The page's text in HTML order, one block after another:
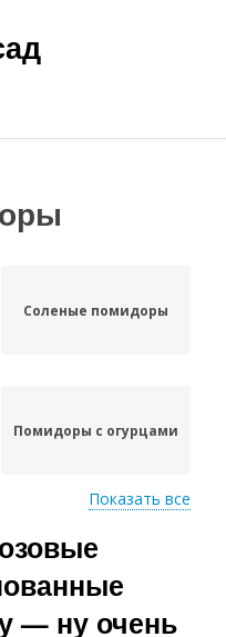
Соленые помидоры
Помидоры с огурцами
Вяленые помидоры
Показать все
— ну очень